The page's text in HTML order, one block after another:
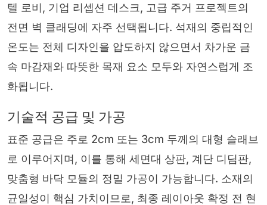
텔 로비, 기업 리셉션 데스크, 고급 주거 프로젝트의
전면 벽 클래딩에 자주 선택됩니다. 석재의 중립적인
온도는 전체 디자인을 압도하지 않으면서 차가운 금
속 마감재와 따뜻한 목재 요소 모두와 자연스럽게 조
화됩니다.
기술적 공급 및 가공
표준 공급은 주로 2cm 또는 3cm 두께의 대형 슬래브
로 이루어지며, 이를 통해 세면대 상판, 계단 디딤판,
맞춤형 바닥 모듈의 정밀 가공이 가능합니다. 소재의
균일성이 핵심 가치이므로, 최종 레이아웃 확정 전 현